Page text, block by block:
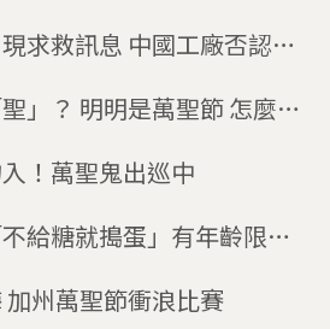
息 中國工廠否認強
」？ 明明是萬聖節 怎麼都
！萬聖鬼出巡中
給糖就搗蛋」有年齡限制
越玩越嗨 加州萬聖節衝浪比賽